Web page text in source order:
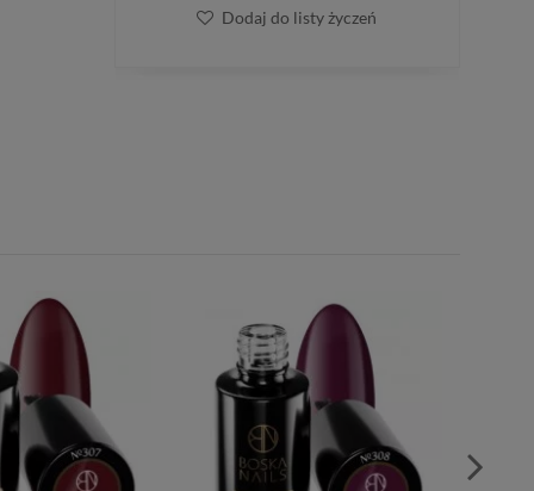
Dodaj do listy życzeń